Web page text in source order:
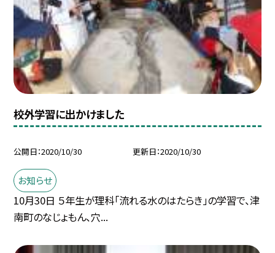
校外学習に出かけました
公開日 2020/10/30 更新日 2020/10/30
お知らせ
10月30日 ５年生が理科「流れる水のはたらき」の学習で、津
南町のなじょもん、穴...